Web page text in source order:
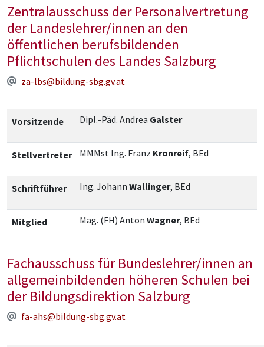
Zentralausschuss der Personalvertretung
der Landeslehrer/innen an den
öffentlichen berufsbildenden
Pflichtschulen des Landes Salzburg
za-lbs@bildung-sbg.gv.at
Vorsitzende Dipl.-Päd. Andrea Galster
Stellvertreter MMMst Ing. Franz Kronreif, BEd
Schriftführer Ing. Johann Wallinger, BEd
Mitglied Mag. (FH) Anton Wagner, BEd
Fachausschuss für Bundeslehrer/innen an
allgemeinbildenden höheren Schulen bei
der Bildungsdirektion Salzburg
fa-ahs@bildung-sbg.gv.at